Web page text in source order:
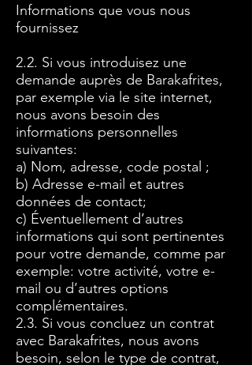
Informations que vous nous
fournissez
2.2. Si vous introduisez une
demande auprès de Barakafrites,
par exemple via le site internet,
nous avons besoin des
informations personnelles
suivantes:
a) Nom, adresse, code postal ;
b) Adresse e-mail et autres
données de contact;
c) Éventuellement d’autres
informations qui sont pertinentes
pour votre demande, comme par
exemple: votre activité, votre e-
mail ou d’autres options
complémentaires.
2.3. Si vous concluez un contrat
avec Barakafrites, nous avons
besoin, selon le type de contrat,